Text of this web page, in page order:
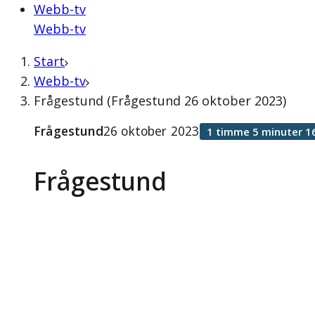
Webb-tv
Webb-tv
Start
Webb-tv
Frågestund (Frågestund 26 oktober 2023)
Frågestund
Frågestund26 oktober 2023 1 timme 5 minuter